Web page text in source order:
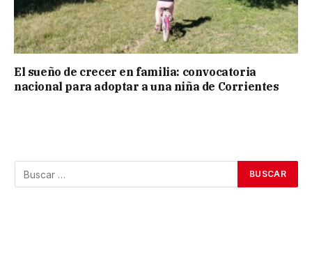
El sueño de crecer en familia: convocatoria
nacional para adoptar a una niña de Corrientes